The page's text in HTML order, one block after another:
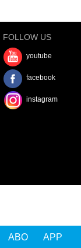
ABO APP
FOLLOW US
youtube
facebook
instagram